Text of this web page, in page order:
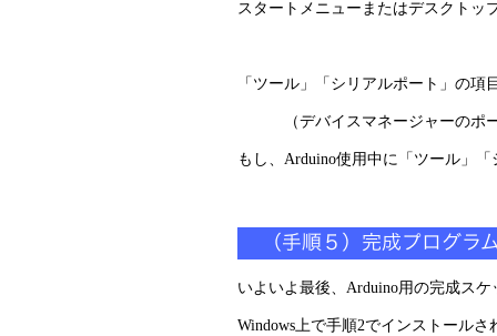
スタートメニューまたはデスクトッ
「ツール」「シリアルポート」の
（デバイスマネージャーのポー
もし、Arduino使用中に「ツール」
いよいよ最後、Arduino用の完成ス
Windows上で手順2でインストールさ